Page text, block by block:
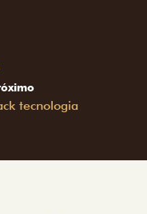
tecnologia